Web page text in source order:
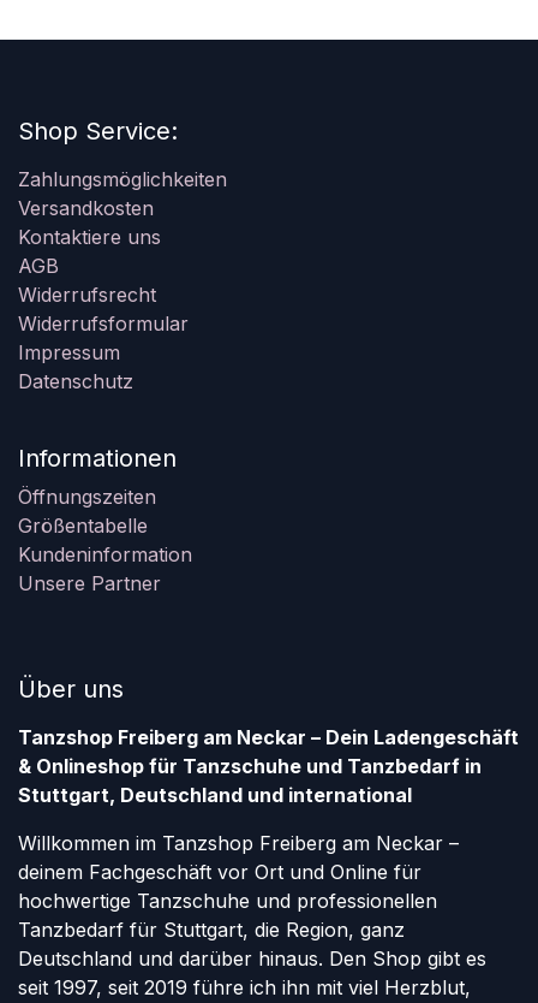
Shop Service:
Zahlungsmöglichkeiten
Versandkosten
Kontaktiere uns
AGB
Widerrufsrecht
Widerrufsformular
Impressum
Datenschutz
Informationen
Öffnungszeiten
Größentabelle
Kundeninformation
Unsere Partner
Über uns
Tanzshop Freiberg am Neckar – Dein Ladengeschäft
& Onlineshop für Tanzschuhe und Tanzbedarf in
Stuttgart, Deutschland und international
Willkommen im Tanzshop Freiberg am Neckar –
deinem Fachgeschäft vor Ort und Online für
hochwertige Tanzschuhe und professionellen
Tanzbedarf für Stuttgart, die Region, ganz
Deutschland und darüber hinaus. Den Shop gibt es
seit 1997, seit 2019 führe ich ihn mit viel Herzblut,